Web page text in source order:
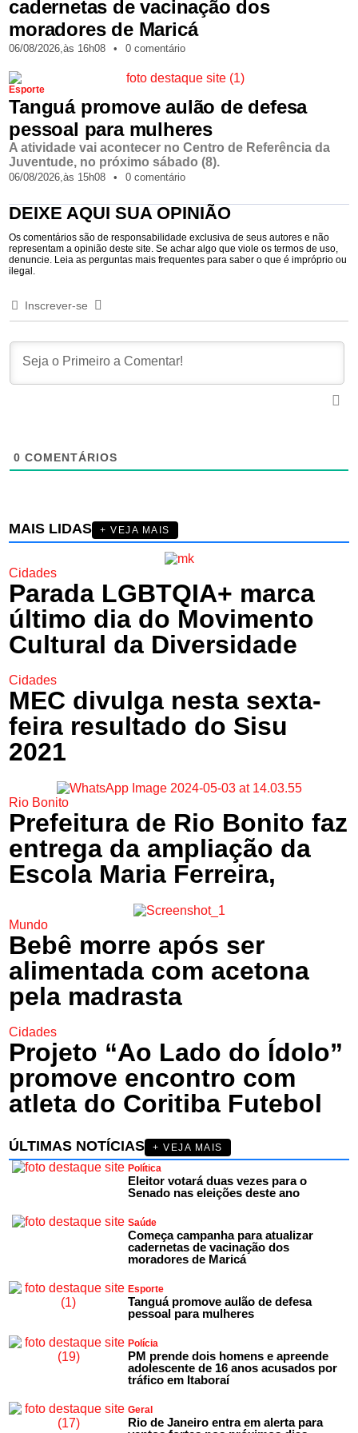
cadernetas de vacinação dos
moradores de Maricá
06/08/2026,às 16h08 • 0 comentário
Esporte
Tanguá promove aulão de defesa
pessoal para mulheres
A atividade vai acontecer no Centro de Referência da
Juventude, no próximo sábado (8).
06/08/2026,às 15h08 • 0 comentário
DEIXE AQUI SUA OPINIÃO
Os comentários são de responsabilidade exclusiva de seus autores e não
representam a opinião deste site. Se achar algo que viole os termos de uso,
denuncie. Leia as perguntas mais frequentes para saber o que é impróprio ou
ilegal.
Inscrever-se
0 COMENTÁRIOS
MAIS LIDAS + VEJA MAIS
Cidades
Parada LGBTQIA+ marca
último dia do Movimento
Cultural da Diversidade
Cidades
MEC divulga nesta sexta-
feira resultado do Sisu
2021
Rio Bonito
Prefeitura de Rio Bonito faz
entrega da ampliação da
Escola Maria Ferreira,
Mundo
Bebê morre após ser
alimentada com acetona
pela madrasta
Cidades
Projeto “Ao Lado do Ídolo”
promove encontro com
atleta do Coritiba Futebol
ÚLTIMAS NOTÍCIAS
+ VEJA MAIS
Política
Eleitor votará duas vezes para o
Senado nas eleições deste ano
Saúde
Começa campanha para atualizar
cadernetas de vacinação dos
moradores de Maricá
Esporte
Tanguá promove aulão de defesa
pessoal para mulheres
Polícia
PM prende dois homens e apreende
adolescente de 16 anos acusados por
tráfico em Itaboraí
Geral
Rio de Janeiro entra em alerta para